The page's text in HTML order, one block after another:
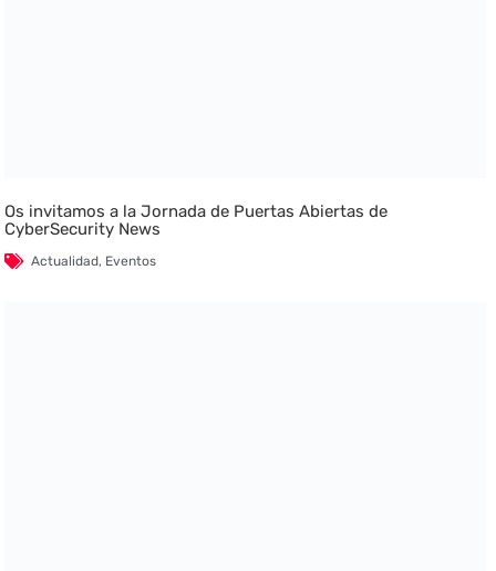
Os invitamos a la Jornada de Puertas Abiertas de
CyberSecurity News
Actualidad, Eventos